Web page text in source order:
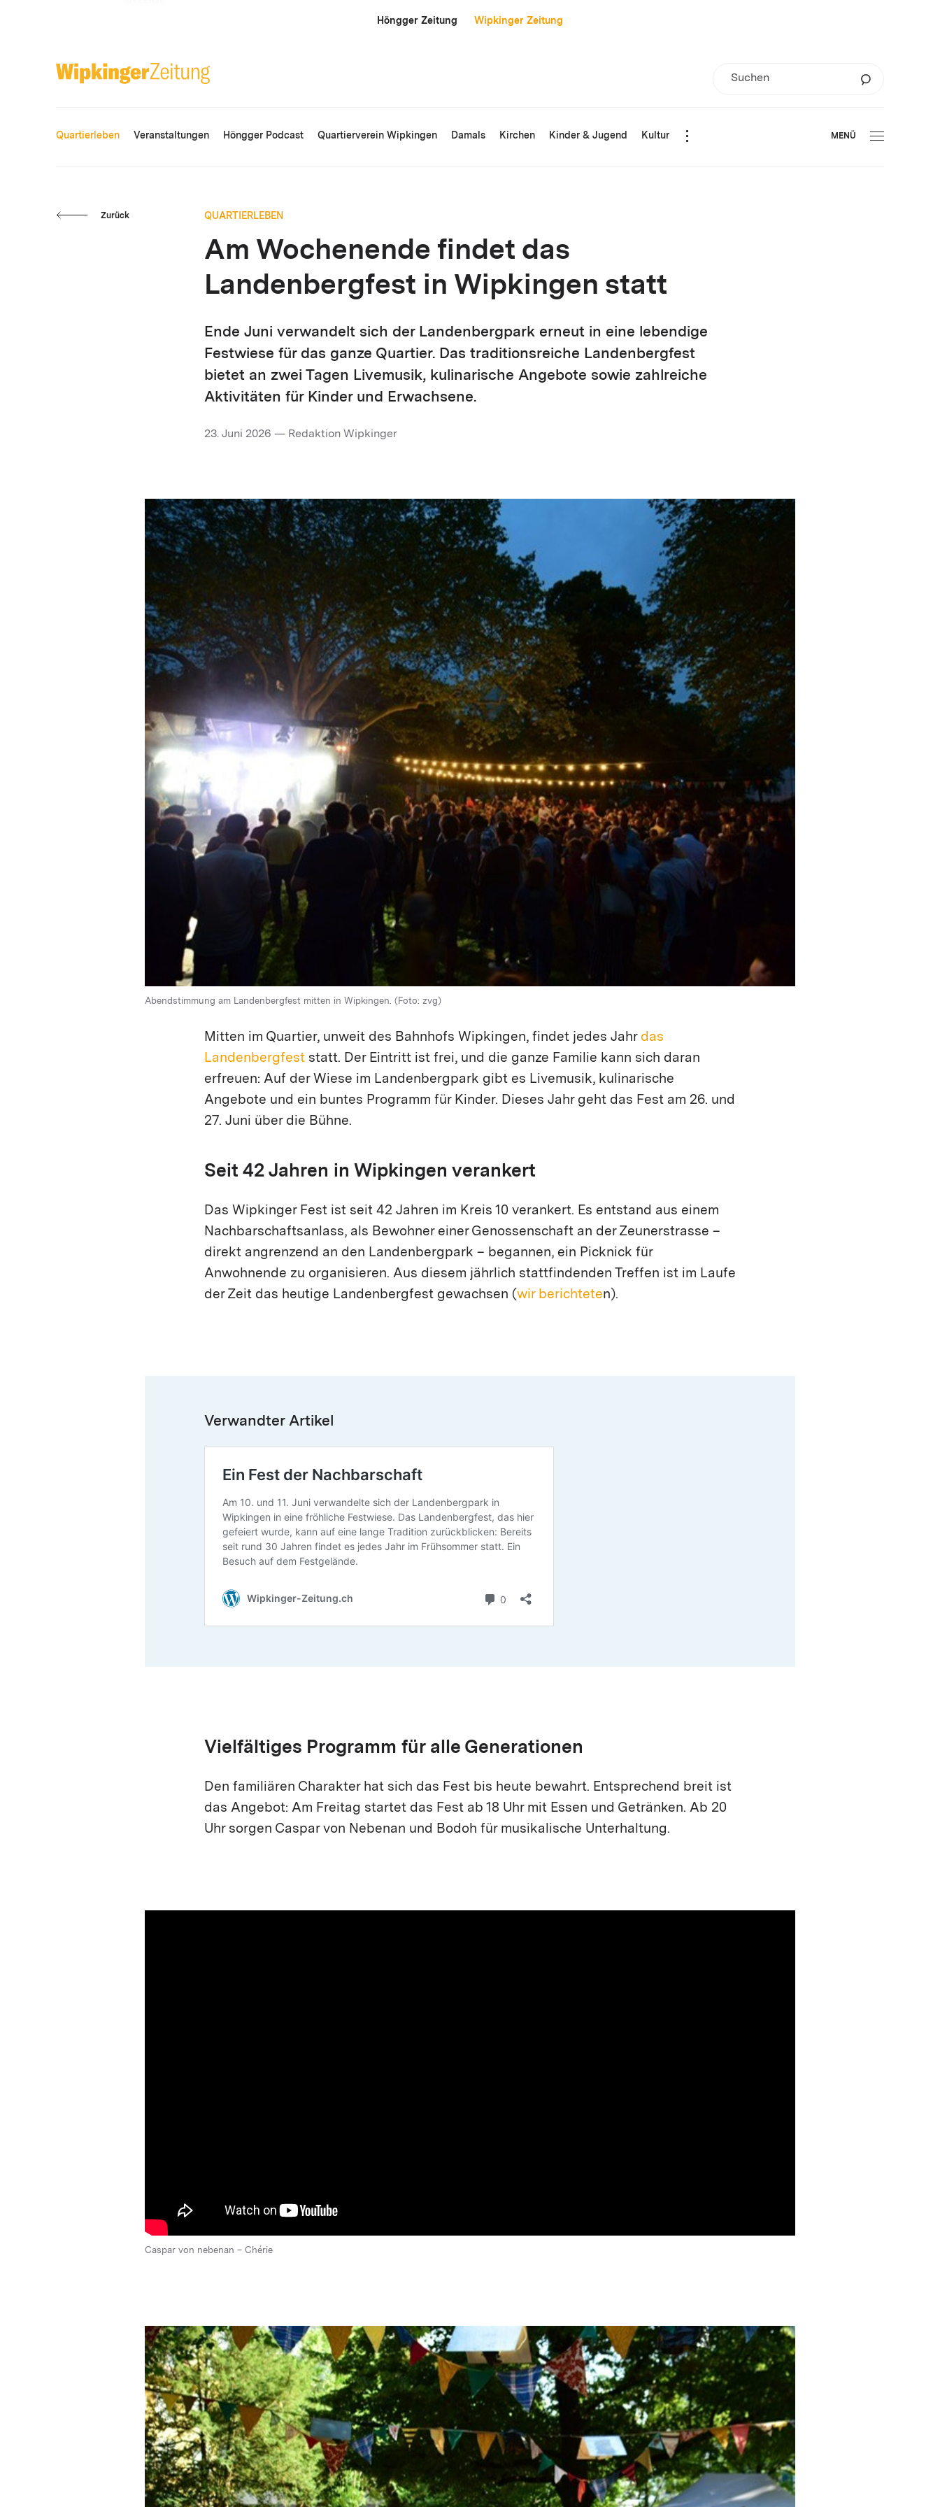
Höngger Zeitung Wipkinger Zeitung
Quartierleben Veranstaltungen Höngger Podcast Quartierverein Wipkingen Damals Kirchen Kinder & Jugend Kultur MENÜ
Zurück QUARTIERLEBEN
Am Wochenende findet das
Landenbergfest in Wipkingen statt
Ende Juni verwandelt sich der Landenbergpark erneut in eine lebendige
Festwiese für das ganze Quartier. Das traditionsreiche Landenbergfest
bietet an zwei Tagen Livemusik, kulinarische Angebote sowie zahlreiche
Aktivitäten für Kinder und Erwachsene.
23. Juni 2026 — Redaktion Wipkinger
Abendstimmung am Landenbergfest mitten in Wipkingen. (Foto: zvg)
Mitten im Quartier, unweit des Bahnhofs Wipkingen, findet jedes Jahr das
Landenbergfest statt. Der Eintritt ist frei, und die ganze Familie kann sich daran
erfreuen: Auf der Wiese im Landenbergpark gibt es Livemusik, kulinarische
Angebote und ein buntes Programm für Kinder. Dieses Jahr geht das Fest am 26. und
27. Juni über die Bühne.
Seit 42 Jahren in Wipkingen verankert
Das Wipkinger Fest ist seit 42 Jahren im Kreis 10 verankert. Es entstand aus einem
Nachbarschaftsanlass, als Bewohner einer Genossenschaft an der Zeunerstrasse –
direkt angrenzend an den Landenbergpark – begannen, ein Picknick für
Anwohnende zu organisieren. Aus diesem jährlich stattfindenden Treffen ist im Laufe
der Zeit das heutige Landenbergfest gewachsen (wir berichteten).
Verwandter Artikel
Vielfältiges Programm für alle Generationen
Den familiären Charakter hat sich das Fest bis heute bewahrt. Entsprechend breit ist
das Angebot: Am Freitag startet das Fest ab 18 Uhr mit Essen und Getränken. Ab 20
Uhr sorgen Caspar von Nebenan und Bodoh für musikalische Unterhaltung.
Caspar von nebenan – Chérie